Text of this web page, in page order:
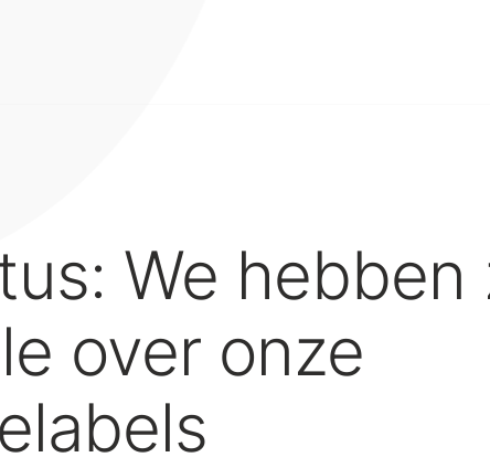
We hebben
over onze